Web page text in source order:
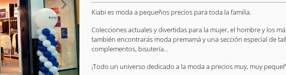
Kiabi es moda a pequeños precios para toda la familia.
Colecciones actuales y divertidas para la mujer, el hombre y los
también encontrarás moda premamá y una sección especial de
complementos, bisutería...
¡Todo un universo dedicado a la moda a precios muy, muy